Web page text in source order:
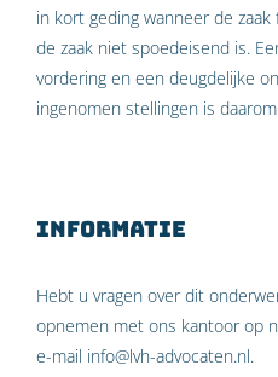
in kort geding wanneer de
de zaak niet spoedeisend is.
vordering en een deugdelijke
ingenomen stellingen is
Informatie
Hebt u vragen over dit
opnemen met ons kantoor op
e-mail info@lvh-advocaten.nl.